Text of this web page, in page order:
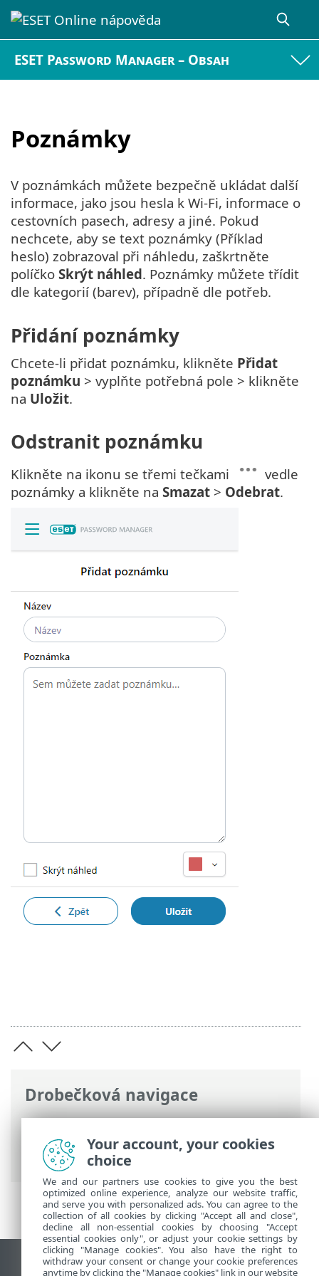
ESET Password Manager – Obsah
Poznámky
Drobečková navigace
ESET Online nápověda>ESET Password
Manager
>Práce s ESET Password
Manager
> Poznámky
V poznámkách můžete bezpečně ukládat další
informace, jako jsou hesla k Wi-Fi, informace o
cestovních pasech, adresy a jiné. Pokud
nechcete, aby se text poznámky (Příklad
heslo) zobrazoval při náhledu, zaškrtněte
políčko Skrýt náhled. Poznámky můžete třídit
dle kategorií (barev), případně dle potřeb.
Přidání poznámky
Chcete-li přidat poznámku, klikněte Přidat
poznámku > vyplňte potřebná pole > klikněte
na Uložit.
Odstranit poznámku
Klikněte na ikonu se třemi tečkami
vedle
poznámky a klikněte na Smazat > Odebrat.
Zobrazit verzi pro počítač
Your account, your cookies
choice
We and our partners use cookies to give you the best
optimized online experience, analyze our website traffic,
and serve you with personalized ads. You can agree to the
collection of all cookies by clicking "Accept all and close",
decline all non-essential cookies by choosing "Accept
essential cookies only", or adjust your cookie settings by
clicking "Manage cookies". You also have the right to
withdraw your consent or change your cookie preferences
anytime by clicking the "Manage cookies" link in our website